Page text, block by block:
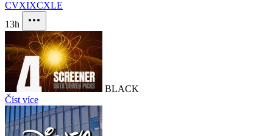
CVXIXCXLE
13h
BLACK
Číst více